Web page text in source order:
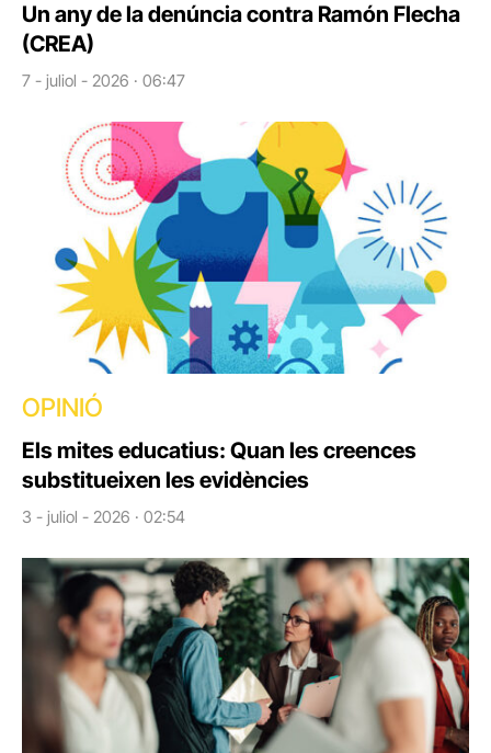
Un any de la denúncia contra Ramón Flecha
(CREA)
7 - juliol - 2026 · 06:47
OPINIÓ
Els mites educatius: Quan les creences
substitueixen les evidències
3 - juliol - 2026 · 02:54